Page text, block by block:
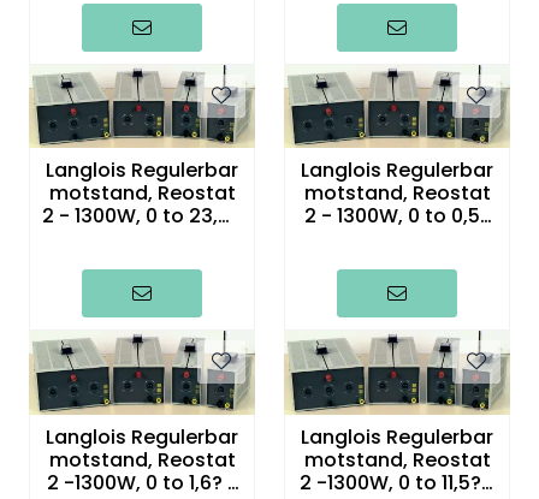
Langlois Regulerbar
motstand, Reostat
2 - 1300W, 0 to 23,4?
Langlois Regulerbar
motstand, Reostat
2 - 1300W, 0 to 0,5?
Langlois Regulerbar
motstand, Reostat
2 -1300W, 0 to 1,6? /
Langlois Regulerbar
motstand, Reostat
2 -1300W, 0 to 11,5? /